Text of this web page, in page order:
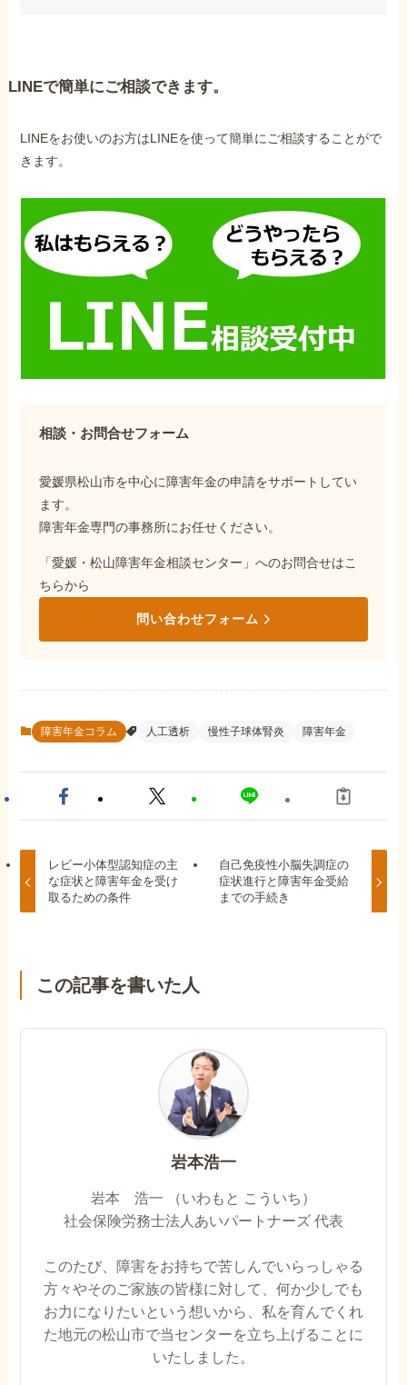
LINEで簡単にご相談できます。
LINEをお使いのお方はLINEを使って簡単にご相談することがで
きます。
相談・お問合せフォーム
愛媛県松山市を中心に障害年金の申請をサポートしてい
ます。
障害年金専門の事務所にお任せください。
「愛媛・松山障害年金相談センター」へのお問合せはこ
ちらから
問い合わせフォーム
障害年金コラム 人工透析 慢性子球体腎炎 障害年金
レビー小体型認知症の主
な症状と障害年金を受け
取るための条件
自己免疫性小脳失調症の
症状進行と障害年金受給
までの手続き
この記事を書いた人
岩本浩一
岩本 浩一 （いわもと こういち）
社会保険労務士法人あいパートナーズ 代表
このたび、障害をお持ちで苦しんでいらっしゃる
方々やそのご家族の皆様に対して、何か少しでも
お力になりたいという想いから、私を育んでくれ
た地元の松山市で当センターを立ち上げることに
いたしました。